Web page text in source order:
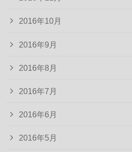
2016年10月
2016年9月
2016年8月
2016年7月
2016年6月
2016年5月